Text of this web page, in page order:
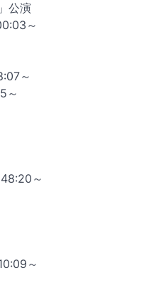
公演
～
～
～
～
～